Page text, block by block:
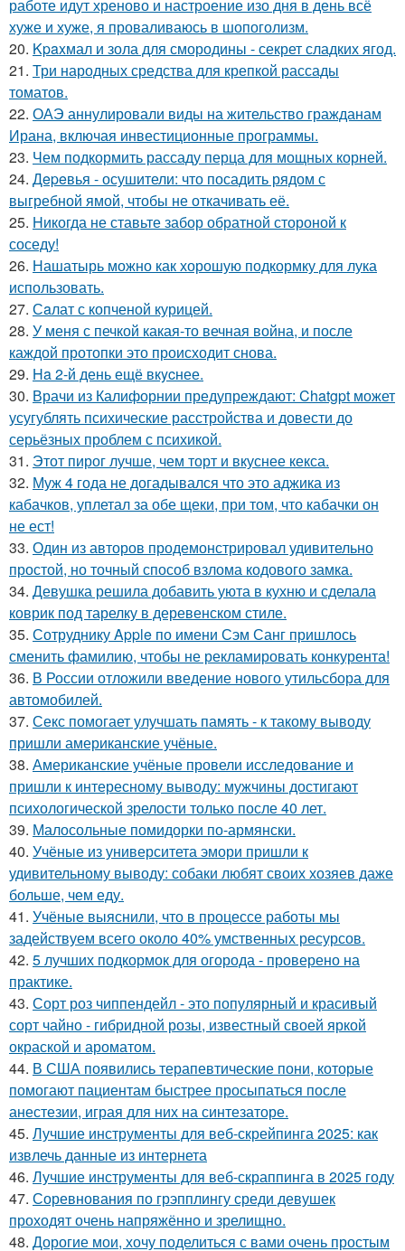
работе идут хреново и настроение изо дня в день всё
хуже и хуже, я проваливаюсь в шопоголизм.
20. Kpaxмал и зола для смородины - секрет сладких ягод.
21. Три народных средства для крепкой рассады
томатов.
22. ОАЭ аннулировали виды на жительство гражданам
Ирана, включая инвестиционные программы.
23. Чем подкормить рассаду перца для мощных корней.
24. Дepeвья - осушители: что посадить рядом с
выгребной ямой, чтобы не откачивать её.
25. Hикогда не ставьте забор обратной стороной к
соседу!
26. Нашатырь можно как хорошую подкормку для лука
использовать.
27. Сaлат с копченой курицей.
28. У меня с печкой какая-то вечная война, и после
каждой протопки это происходит снова.
29. Ha 2-й день ещё вкycнее.
30. Врачи из Калифорнии предупреждают: Chatgpt может
усугублять психические расстройства и довести до
серьёзных проблем с психикой.
31. Этот пирог лучше, чем торт и вкуснее кекса.
32. Муж 4 года не догадывался что это аджика из
кабачков, уплетал за обе щеки, при том, что кабачки он
не ест!
33. Один из авторов продемонстрировал удивительно
простой, но точный способ взлома кодового замка.
34. Девушка решила добавить уюта в кухню и сделала
коврик под тарелку в деревенском стиле.
35. Сотруднику Apple по имени Сэм Санг пришлось
сменить фамилию, чтобы не рекламировать конкурента!
36. В России отложили введение нового утильсбора для
автомобилей.
37. Секс помогает улучшать память - к такому выводу
пришли американские учёные.
38. Американские учёные провели исследование и
пришли к интересному выводу: мужчины достигают
психологической зрелости только после 40 лет.
39. Малосольные помидорки по-армянски.
40. Учёные из университета эмори пришли к
удивительному выводу: собаки любят своих хозяев даже
больше, чем еду.
41. Учёные выяснили, что в процессе работы мы
задействуем всего около 40% умственных ресурсов.
42. 5 лучших подкормок для огорода - проверено на
практике.
43. Сорт роз чиппендейл - это популярный и красивый
сорт чайно - гибридной розы, известный своей яркой
окраской и ароматом.
44. В США появились терапевтические пони, которые
помогают пациентам быстрее просыпаться после
анестезии, играя для них на синтезаторе.
45. Лучшие инструменты для веб-скрейпинга 2025: как
извлечь данные из интернета
46. Лучшие инструменты для веб-скраппинга в 2025 году
47. Соревнования по грэпплингу среди девушек
проходят очень напряжённо и зрелищно.
48. Дорогие мои, хочу поделиться с вами очень простым